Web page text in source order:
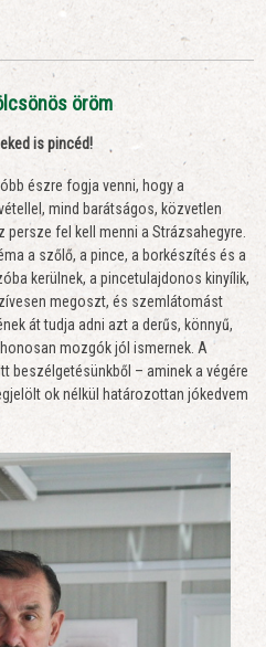
öröm
is pincéd!
észre fogja venni, hogy a
mind barátságos, közvetlen
persze fel kell menni a Strázsahegyre.
a szőlő, a pince, a borkészítés és a
kerülnek, a pincetulajdonos kinyílik,
megoszt, és szemlátomást
át tudja adni azt a derűs, könnyű,
mozgók jól ismernek. A
beszélgetésünkből – aminek a végére
ok nélkül határozottan jókedvem